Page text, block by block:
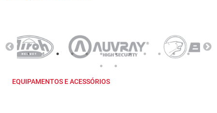
EQUIPAMENTOS E ACESSÓRIOS